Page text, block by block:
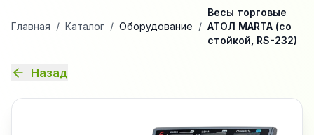
Главная / Каталог / Оборудование /
Весы торговые
АТОЛ MARTA (со
стойкой, RS-232)
Назад